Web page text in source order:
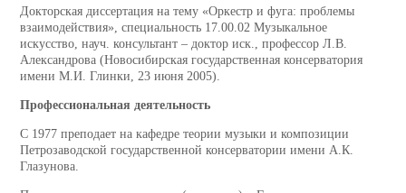
Докторская диссертация на тему «Оркестр и фуга: проблемы
взаимодействия», специальность 17.00.02 Музыкальное
искусство, науч. консультант – доктор иск., профессор Л.В.
Александрова (Новосибирская государственная консерватория
имени М.И. Глинки, 23 июня 2005).
Профессиональная деятельность
С 1977 преподает на кафедре теории музыки и композиции
Петрозаводской государственной консерватории имени А.К.
Глазунова.